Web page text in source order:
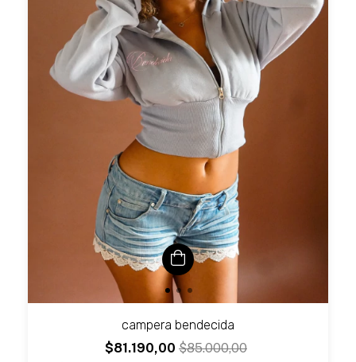
campera bendecida
$81.190,00 $85.000,00